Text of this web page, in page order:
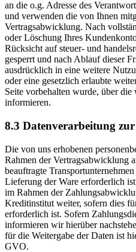
an die o.g. Adresse des
und verwenden die von Ihnen
Vertragsabwicklung. Nach
oder Löschung Ihres
Rücksicht auf steuer- und
gesperrt und nach Ablauf dieser
ausdrücklich in eine weitere
oder eine gesetzlich erlaubte
Seite vorbehalten wurde, über die
informieren.
8.3 Datenverarbeitung
Die von uns erhobenen
Rahmen der Vertragsabwicklung
beauftragte
Lieferung der Ware erforderlich
im Rahmen der
Kreditinstitut weiter, sofern dies
erforderlich ist. Sofern
informieren wir hierüber
für die Weitergabe der Daten ist
GVO.